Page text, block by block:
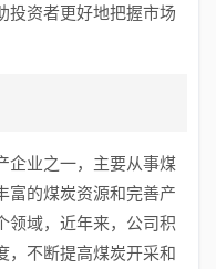
投资者更好地把握市场
企业之一，主要从事煤
富的煤炭资源和完善产
领域，近年来，公司积
，不断提高煤炭开采和